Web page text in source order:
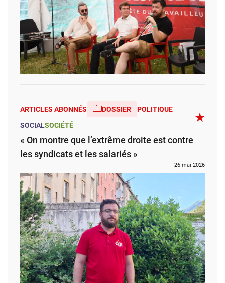
ARTICLES ABONNÉS DOSSIER
POLITIQUE
SOCIALSOCIÉTÉ
« On montre que l’extrême droite est contre
les syndicats et les salariés »
26 mai 2026